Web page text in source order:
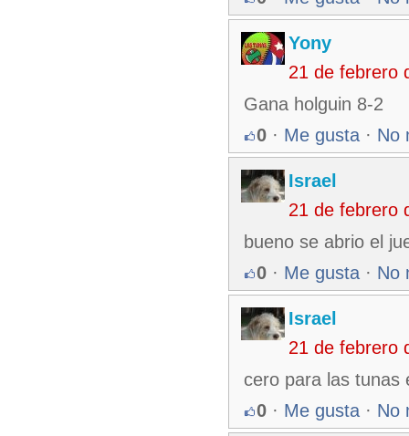
Yony
21 de febrero
Gana holguin 8-2
0 · Me gusta · No
Israel
21 de febrero
bueno se abrio el
0 · Me gusta · No
Israel
21 de febrero
cero para las tunas
0 · Me gusta · No